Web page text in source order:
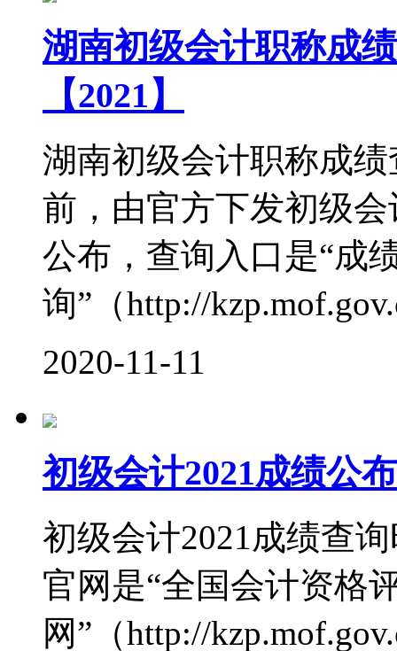
湖南初级会计职称成
【2021】
湖南初级会计职称成
前，由官方下发初级
公布，查询入口是“成
询”（http://
2020-11-11
初级会计2021成绩公
初级会计2021成绩查
官网是“全国会计资格
网”（http://